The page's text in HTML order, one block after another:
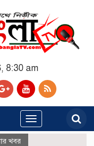
8:30 am
Toggle
navigation
খবর